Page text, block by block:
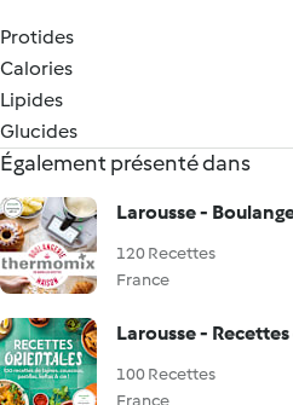
Protides
Calories
Lipides
Glucides
Également présenté dans
Larousse -
120 Recettes
France
Larousse -
100 Recettes
France